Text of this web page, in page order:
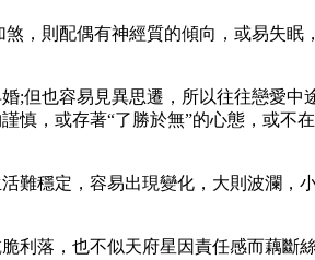
，則配偶有神經質的傾向，或易失
;但也容易見異思遷，所以往往戀愛
，或存著“了勝於無”的心態，或不
難穩定，容易出現變化，大則波瀾
利落，也不似天府星因責任感而藕